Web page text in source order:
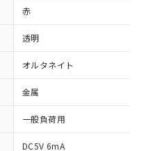
赤
透明
オルタネイト
金属
一般負荷用
DC5V 6mA